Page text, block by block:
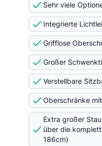
Sehr viele
Integrierte
Grifflose
Großer
Verstellbare
Oberschränke
Extra großer
über die
186cm)